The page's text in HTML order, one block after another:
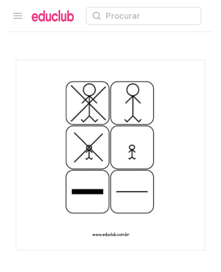
Open menu
Educlub Procurar